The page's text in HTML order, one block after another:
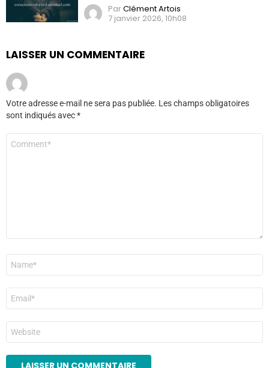
ParClément Artois
7 janvier 2026, 10h08
LAISSER UN COMMENTAIRE
Votre adresse e-mail ne sera pas publiée. Les champs obligatoires
sont indiqués avec*
Commentaire
Nom
E-
mail
*
Site
web